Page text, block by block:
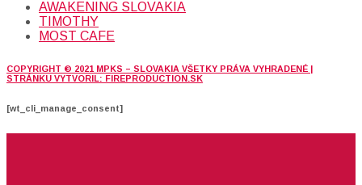
AWAKENING SLOVAKIA
TIMOTHY
MOST CAFE
COPYRIGHT © 2021 MPKS – SLOVAKIA VŠETKY PRÁVA VYHRADENÉ |
STRÁNKU VYTVORIL: FIREPRODUCTION.SK
[wt_cli_manage_consent]